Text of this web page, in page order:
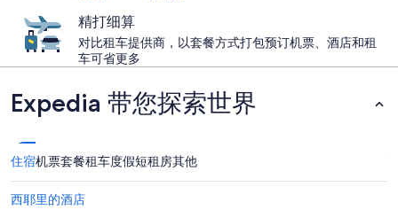
精打细算
对比租车提供商，以套餐方式打包预订机票、酒店和租
车可省更多
Expedia 带您探索世界
住宿机票套餐租车度假短租房其他
西耶里的酒店